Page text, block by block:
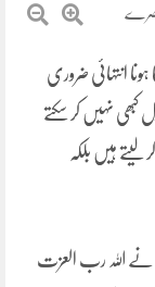
انتہائی ضروری
کبھی نہیں کر سکتے
ہیں بلکہ
نے اللہ رب العزت